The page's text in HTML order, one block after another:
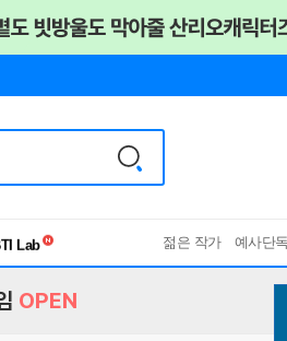
Lab
유형검사
젊은 작가 예사단
OPEN